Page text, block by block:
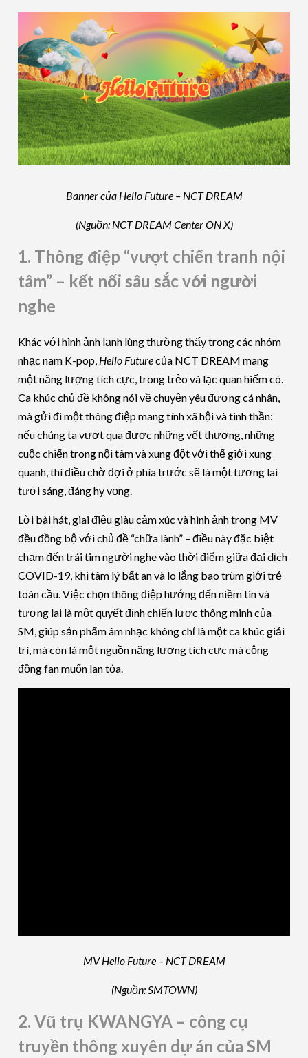
Banner của Hello Future – NCT DREAM
(Nguồn: NCT DREAM Center ON X)
1. Thông điệp “vượt chiến tranh nội
tâm” – kết nối sâu sắc với người
nghe
Khác với hình ảnh lạnh lùng thường thấy trong các nhóm
nhạc nam K-pop, Hello Futurecủa NCT DREAM mang
một năng lượng tích cực, trong trẻo và lạc quan hiếm có.
Ca khúc chủ đề không nói về chuyện yêu đương cá nhân,
mà gửi đi một thông điệp mang tính xã hội và tinh thần:
nếu chúng ta vượt qua được những vết thương, những
cuộc chiến trong nội tâm và xung đột với thế giới xung
quanh, thì điều chờ đợi ở phía trước sẽ là một tương lai
tươi sáng, đáng hy vọng.
Lời bài hát, giai điệu giàu cảm xúc và hình ảnh trong MV
đều đồng bộ với chủ đề “chữa lành” – điều này đặc biệt
chạm đến trái tim người nghe vào thời điểm giữa đại dịch
COVID-19, khi tâm lý bất an và lo lắng bao trùm giới trẻ
toàn cầu. Việc chọn thông điệp hướng đến niềm tin và
tương lai là một quyết định chiến lược thông minh của
SM, giúp sản phẩm âm nhạc không chỉ là một ca khúc giải
trí, mà còn là một nguồn năng lượng tích cực mà cộng
đồng fan muốn lan tỏa.
MV Hello Future – NCT DREAM
(Nguồn: SMTOWN)
2. Vũ trụ KWANGYA – công cụ
truyền thông xuyên dự án của SM